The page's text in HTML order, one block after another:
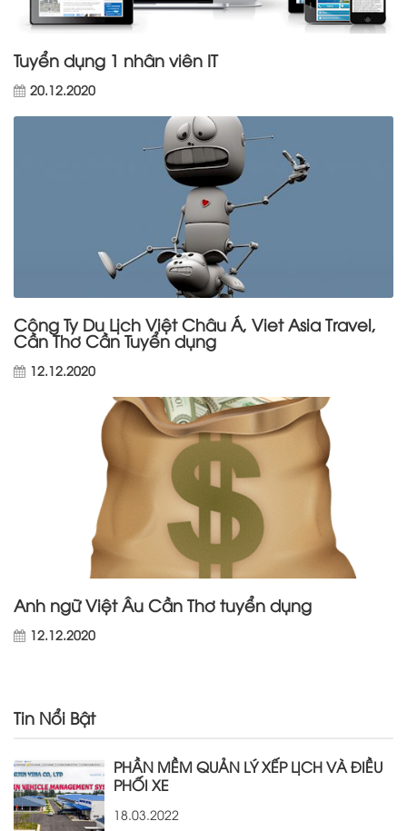
Tuyển dụng 1 nhân viên IT
20.12.2020
Công Ty Du Lịch Việt Châu Á, Viet Asia Travel,
Cần Thơ Cần Tuyển dụng
12.12.2020
Anh ngữ Việt Âu Cần Thơ tuyển dụng
12.12.2020
Tin Nổi Bật
PHẦN MỀM QUẢN LÝ XẾP LỊCH VÀ ĐIỀU
PHỐI XE
18.03.2022